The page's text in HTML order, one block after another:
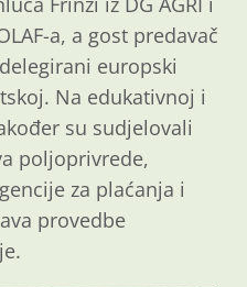
a, a gost predavač
europski
Na edukativnoj i
su sudjelovali
poljoprivrede,
za plaćanja i
provedbe